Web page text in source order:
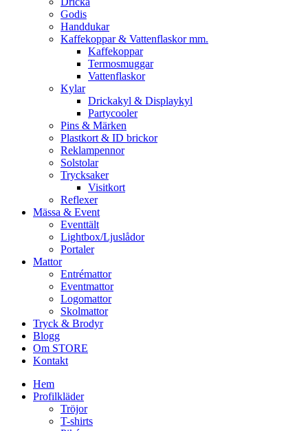
Godis
Handdukar
Kaffekoppar & Vattenflaskor mm.
Kaffekoppar
Termosmuggar
Vattenflaskor
Kylar
Drickakyl & Displaykyl
Partycooler
Pins & Märken
Plastkort & ID brickor
Reklampennor
Solstolar
Trycksaker
Visitkort
Reflexer
Mässa & Event
Eventtält
Lightbox/Ljuslådor
Portaler
Mattor
Entrémattor
Eventmattor
Logomattor
Skolmattor
Tryck & Brodyr
Blogg
Om STORE
Kontakt
Hem
Profilkläder
Tröjor
T-shirts